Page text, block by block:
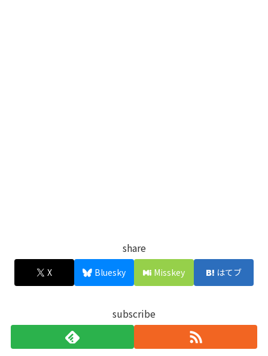
share
X Bluesky Misskey はてブ
subscribe